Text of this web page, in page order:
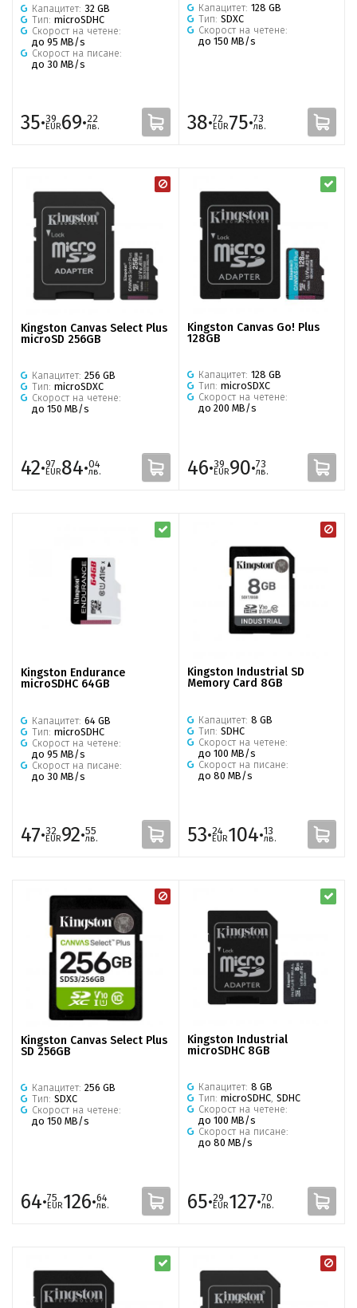
Капацитет: 32 GB
Тип: microSDHC
Скорост на четене:
до 95 MB/s
Скорост на писане:
до 30 MB/s
35·39
EUR69·22
лв.
Капацитет: 128 GB
Тип: SDXC
Скорост на четене:
до 150 MB/s
38·72
EUR75·73
лв.
Kingston Canvas Select Plus
microSD 256GB
Капацитет: 256 GB
Тип: microSDXC
Скорост на четене:
до 150 MB/s
42·97
EUR84·04
лв.
Kingston Canvas Go! Plus
128GB
Капацитет: 128 GB
Тип: microSDXC
Скорост на четене:
до 200 MB/s
46·39
EUR90·73
лв.
Kingston Endurance
microSDHC 64GB
Капацитет: 64 GB
Тип: microSDHC
Скорост на четене:
до 95 MB/s
Скорост на писане:
до 30 MB/s
47·32
EUR92·55
лв.
Kingston Industrial SD
Memory Card 8GB
Капацитет: 8 GB
Тип: SDHC
Скорост на четене:
до 100 MB/s
Скорост на писане:
до 80 MB/s
53·24
EUR104·13
лв.
Kingston Canvas Select Plus
SD 256GB
Капацитет: 256 GB
Тип: SDXC
Скорост на четене:
до 150 MB/s
64·75
EUR126·64
лв.
Kingston Industrial
microSDHC 8GB
Капацитет: 8 GB
Тип: microSDHC, SDHC
Скорост на четене:
до 100 MB/s
Скорост на писане:
до 80 MB/s
65·29
EUR127·70
лв.